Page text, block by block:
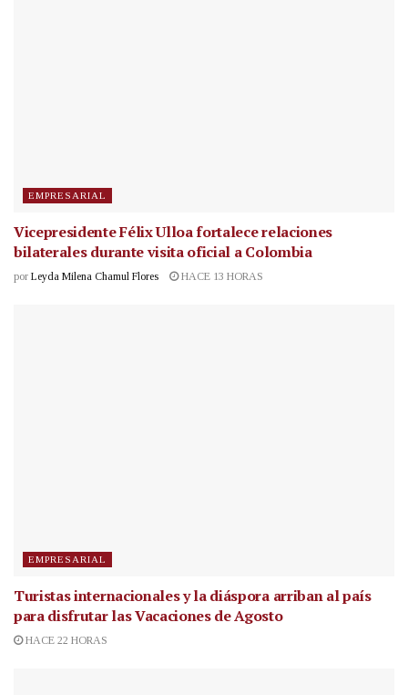
EMPRESARIAL
Vicepresidente Félix Ulloa fortalece relaciones
bilaterales durante visita oficial a Colombia
por Leyda Milena Chamul Flores HACE 13 HORAS
EMPRESARIAL
Turistas internacionales y la diáspora arriban al país
para disfrutar las Vacaciones de Agosto
HACE 22 HORAS